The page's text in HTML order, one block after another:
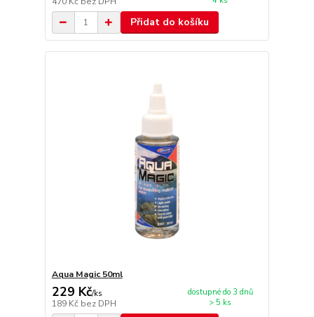
Přidat do košíku
Aqua Magic 50ml
229 Kč/ks
189 Kč bez DPH
dostupné do 3 dnů
> 5 ks